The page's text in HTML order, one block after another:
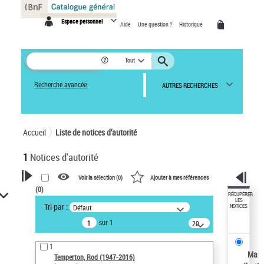
Espace personnel Aide Une question ? Historique
Tout
Recherche avancée AUTRES RECHERCHES
Accueil Liste de notices d’autorité
1 Notices d'autorité
VOTRE RECHERCHE
Recherche avancée dans les
notices d’autorité
Œuvres liées à l'auteur :
Temperton, Rod (1947-2016)
Voir la sélection (0) Ajouter à mes références
(0)
Tri par : Défaut
sur 1
20
résultats/page
1
Temperton, Rod (1947-2016)
RÉCUPÉRER
LES
NOTICES
Ma
Panneau de gestion des cookies